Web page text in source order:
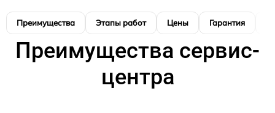
Преимущества Этапы работ Цены Гарантия
Преимущества сервис-
центра